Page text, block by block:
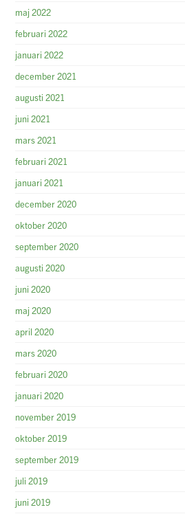
maj 2022
februari 2022
januari 2022
december 2021
augusti 2021
juni 2021
mars 2021
februari 2021
januari 2021
december 2020
oktober 2020
september 2020
augusti 2020
juni 2020
maj 2020
april 2020
mars 2020
februari 2020
januari 2020
november 2019
oktober 2019
september 2019
juli 2019
juni 2019